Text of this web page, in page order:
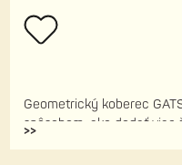
Geometrický koberec
spôsobom, ako dodať viac
>>